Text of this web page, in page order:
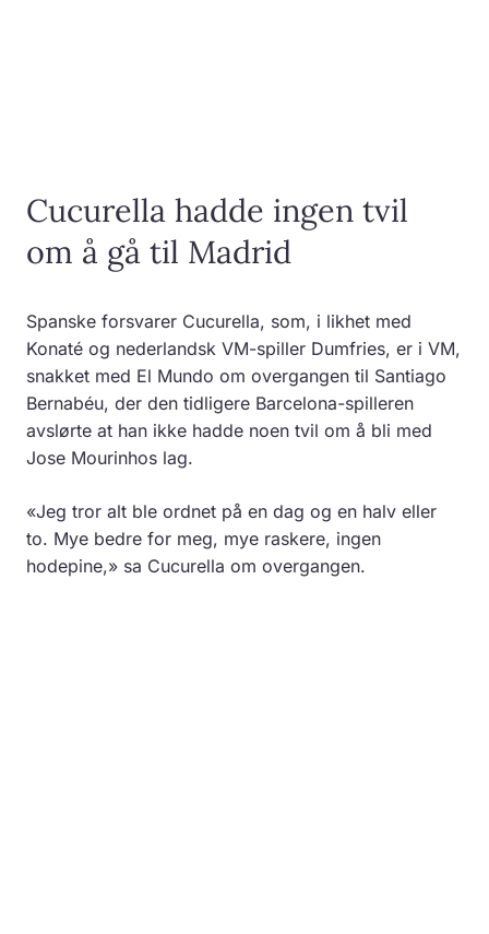
Cucurella hadde ingen tvil
om å gå til Madrid
Spanske forsvarer Cucurella, som, i likhet med
Konaté og nederlandsk VM-spiller Dumfries, er i VM,
snakket med El Mundo om overgangen til Santiago
Bernabéu, der den tidligere Barcelona-spilleren
avslørte at han ikke hadde noen tvil om å bli med
Jose Mourinhos lag.
«Jeg tror alt ble ordnet på en dag og en halv eller
to. Mye bedre for meg, mye raskere, ingen
hodepine,» sa Cucurella om overgangen.